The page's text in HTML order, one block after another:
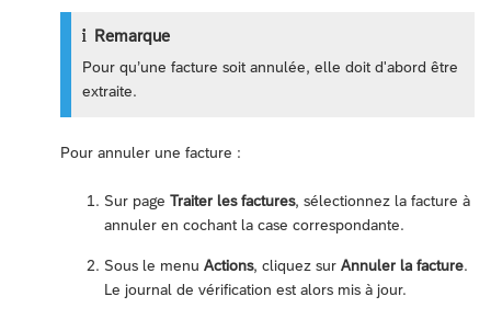
Remarque
Pour qu’une facture soit annulée, elle doit d'abord être
extraite.
Pour annuler une facture :
Sur page Traiter les factures, sélectionnez la facture à
annuler en cochant la case correspondante.
Sous le menu Actions, cliquez sur Annuler la facture.
Le journal de vérification est alors mis à jour.